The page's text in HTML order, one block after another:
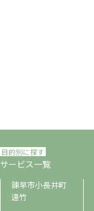
目的別に探す
サービス一覧
諫早市小長井町
遠竹